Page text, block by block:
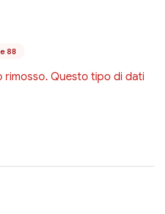
88
rimosso. Questo tipo di dati